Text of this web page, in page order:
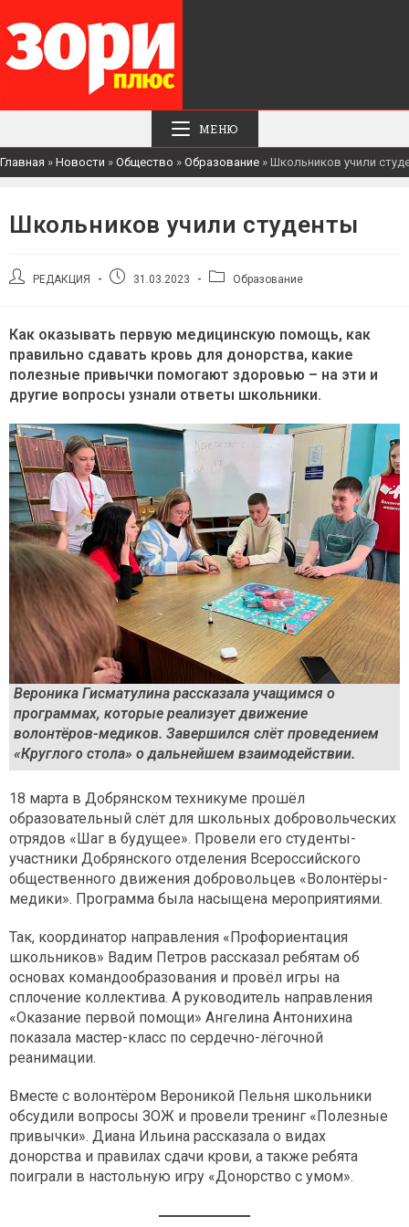
МЕНЮ
Главная » Новости » Общество » Образование » Школьников учили
Школьников учили студенты
АвторРЕДАКЦИЯ
Запись31.03.2023
РубрикаОбразование
Как оказывать первую медицинскую помощь, как
правильно сдавать кровь для донорства, какие
полезные привычки помогают здоровью – на эти и
другие вопросы узнали ответы школьники.
Вероника Гисматулина рассказала учащимся о
программах, которые реализует движение
волонтёров-медиков. Завершился слёт проведением
«Круглого стола» о дальнейшем взаимодействии.
18 марта в Добрянском техникуме прошёл
образовательный слёт для школьных добровольческих
отрядов «Шаг в будущее». Провели его студенты-
участники Добрянского отделения Всероссийского
общественного движения добровольцев «Волонтёры-
медики». Программа была насыщена мероприятиями.
Так, координатор направления «Профориентация
школьников» Вадим Петров рассказал ребятам об
основах командообразования и провёл игры на
сплочение коллектива. А руководитель направления
«Оказание первой помощи» Ангелина Антонихина
показала мастер-класс по сердечно-лёгочной
реанимации.
Вместе с волонтёром Вероникой Пельня школьники
обсудили вопросы ЗОЖ и провели тренинг «Полезные
привычки». Диана Ильина рассказала о видах
донорства и правилах сдачи крови, а также ребята
поиграли в настольную игру «Донорство с умом».